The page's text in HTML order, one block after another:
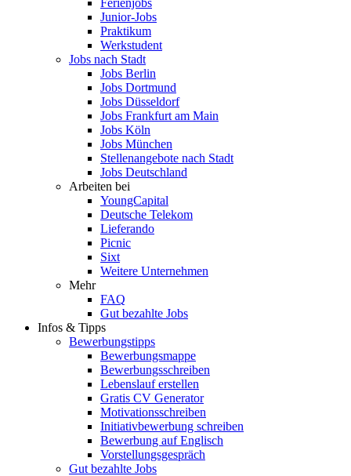
Ferienjobs
Junior-Jobs
Praktikum
Werkstudent
Jobs nach Stadt
Jobs Berlin
Jobs Dortmund
Jobs Düsseldorf
Jobs Frankfurt am Main
Jobs Köln
Jobs München
Stellenangebote nach Stadt
Jobs Deutschland
Arbeiten bei
YoungCapital
Deutsche Telekom
Lieferando
Picnic
Sixt
Weitere Unternehmen
Mehr
FAQ
Gut bezahlte Jobs
Infos & Tipps
Bewerbungstipps
Bewerbungsmappe
Bewerbungsschreiben
Lebenslauf erstellen
Gratis CV Generator
Motivationsschreiben
Initiativbewerbung schreiben
Bewerbung auf Englisch
Vorstellungsgespräch
Gut bezahlte Jobs